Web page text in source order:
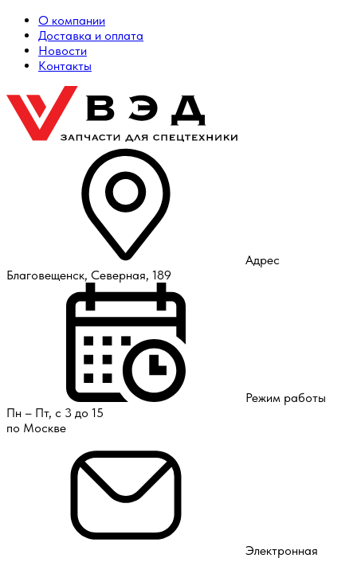
О компании
Доставка и оплата
Новости
Контакты
Адрес
Благовещенск, Северная, 189
Режим работы
Пн – Пт, с 3 до 15
по Москве
Электронная